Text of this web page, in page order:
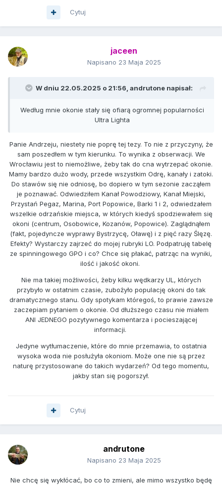
Cytuj
jaceen
Napisano 23 Maja 2025
W dniu 22.05.2025 o 21:56, andrutonenapisał:
Według mnie okonie stały się ofiarą ogromnej popularności
Ultra Lighta
Panie Andrzeju, niestety nie poprę tej tezy. To nie z przyczyny, że
sam poszedłem w tym kierunku. To wynika z obserwacji. We
Wrocławiu jest to niemożliwe, żeby tak do cna wytrzepać okonie.
Mamy bardzo dużo wody, przede wszystkim Odrę, kanały i zatoki.
Do stawów się nie odniosę, bo dopiero w tym sezonie zacząłem
je poznawać. Odwiedziłem Kanał Powodziowy, Kanał Miejski,
Przystań Pegaz, Marina, Port Popowice, Barki 1 i 2, odwiedzałem
wszelkie odrzańskie miejsca, w których kiedyś spodziewałem się
okoni (centrum, Osobowice, Kozanów, Popowice). Zaglądnąłem
(fakt, pojedyncze wyprawy Bystrzycę, Oławę) i z pięć razy Ślęzę.
Efekty? Wystarczy zajrzeć do mojej rubryki LO. Podpatruję tabelę
ze spinningowego GPO i co? Chce się płakać, patrząc na wyniki,
ilość i jakość okoni.
Nie ma takiej możliwości, żeby kilku wędkarzy UL, których
przybyło w ostatnim czasie, zubożyło populację okoni do tak
dramatycznego stanu. Gdy spotykam któregoś, to prawie zawsze
zaczepiam pytaniem o okonie. Od dłuższego czasu nie miałem
ANI JEDNEGO pozytywnego komentarza i pocieszającej
informacji.
Jedyne wytłumaczenie, które do mnie przemawia, to ostatnia
wysoka woda nie posłużyła okoniom. Może one nie są przez
naturę przystosowane do takich wydarzeń? Od tego momentu,
jakby stan się pogorszył.
Cytuj
andrutone
Napisano 23 Maja 2025
Nie chcę się wykłócać, bo co to zmieni, ale mimo wszystko będę